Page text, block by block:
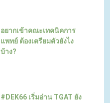
อยากเข้าคณะเทคนิคการ
แพทย์ ต้องเตรียมตัวยังไง
บ้าง?
#DEK66 เริ่มอ่าน TGAT ยัง